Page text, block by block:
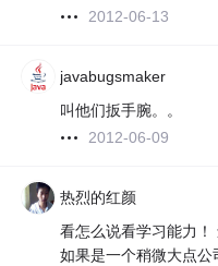
2012-06-13
javabugsmaker
叫他们扳手腕。。
2012-06-09
热烈的红颜
看怎么说看学习能力！
如果是一个稍微大点